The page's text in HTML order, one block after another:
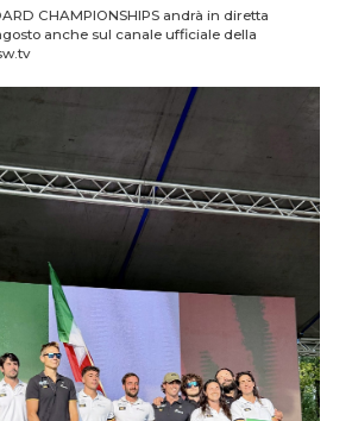
CHAMPIONSHIPS andrà in diretta
anche sul canale ufficiale della